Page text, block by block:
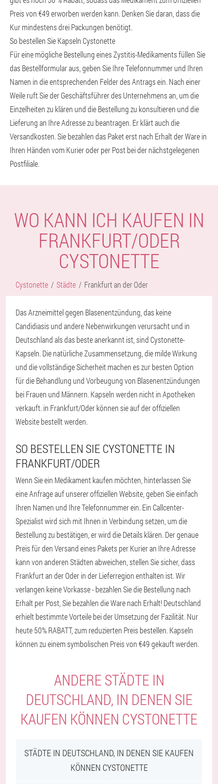
Preis von €49 erworben werden kann. Denken Sie daran, dass die
Kur mindestens drei Packungen benötigt.
So bestellen Sie Kapseln Cystonette
Für eine mögliche Bestellung eines Zystitis-Medikaments füllen Sie
das Bestellformular aus, geben Sie Ihre Telefonnummer und Ihren
Namen in die entsprechenden Felder des Antrags ein. Nach einer
Weile ruft Sie der Geschäftsführer des Unternehmens an, um die
Einzelheiten zu klären und die Bestellung zu konsultieren und die
Lieferung an Ihre Adresse zu beantragen. Er klärt auch die
Versandkosten. Sie bezahlen das Paket erst nach Erhalt der Ware in
Ihren Händen vom Kurier oder per Post bei der nächstgelegenen
Postfiliale.
WO KANN ICH KAUFEN IN
FRANKFURT/ODER
CYSTONETTE
Cystonette Städte Frankfurt an der Oder
Das Arzneimittel gegen Blasenentzündung, das keine
Candidiasis und andere Nebenwirkungen verursacht und in
Deutschland als das beste anerkannt ist, sind Cystonette-
Kapseln. Die natürliche Zusammensetzung, die milde Wirkung
und die vollständige Sicherheit machen es zur besten Option
für die Behandlung und Vorbeugung von Blasenentzündungen
bei Frauen und Männern. Kapseln werden nicht in Apotheken
verkauft. in Frankfurt/Oder können sie auf der offiziellen
Website bestellt werden.
SO BESTELLEN SIE CYSTONETTE IN
FRANKFURT/ODER
Wenn Sie ein Medikament kaufen möchten, hinterlassen Sie
eine Anfrage auf unserer offiziellen Website, geben Sie einfach
Ihren Namen und Ihre Telefonnummer ein. Ein Callcenter-
Spezialist wird sich mit Ihnen in Verbindung setzen, um die
Bestellung zu bestätigen, er wird die Details klären. Der genaue
Preis für den Versand eines Pakets per Kurier an Ihre Adresse
kann von anderen Städten abweichen, stellen Sie sicher, dass
Frankfurt an der Oder in der Lieferregion enthalten ist. Wir
verlangen keine Vorkasse - bezahlen Sie die Bestellung nach
Erhalt per Post, Sie bezahlen die Ware nach Erhalt! Deutschland
erhielt bestimmte Vorteile bei der Umsetzung der Fazilität. Nur
heute 50% RABATT, zum reduzierten Preis bestellen. Kapseln
können zu einem symbolischen Preis von €49 gekauft werden.
ANDERE STÄDTE IN
DEUTSCHLAND, IN DENEN SIE
KAUFEN KÖNNEN CYSTONETTE
STÄDTE IN DEUTSCHLAND, IN DENEN SIE KAUFEN
KÖNNEN CYSTONETTE